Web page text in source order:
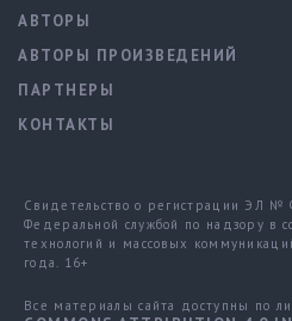
АВТОРЫ
АВТОРЫ ПРОИЗВЕДЕНИЙ
ПАРТНЕРЫ
КОНТАКТЫ
Свидетельство о регистрации ЭЛ №
Федеральной службой по надзору в
технологий и массовых
года. 16+
Все материалы сайта доступны по